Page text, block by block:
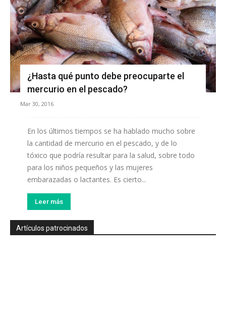
¿Hasta qué punto debe preocuparte el
mercurio en el pescado?
Mar 30, 2016
En los últimos tiempos se ha hablado mucho sobre
la cantidad de mercurio en el pescado, y de lo
tóxico que podría resultar para la salud, sobre todo
para los niños pequeños y las mujeres
embarazadas o lactantes. Es cierto...
Leer más
Artículos patrocinados